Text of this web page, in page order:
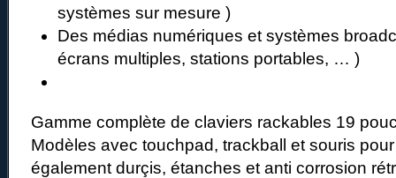
systèmes sur mesure )
Des médias numériques et systèmes
écrans multiples, stations portables, … )
Gamme complète de claviers rackables 19
Modèles avec touchpad, trackball et souris
également durçis, étanches et anti corrosion